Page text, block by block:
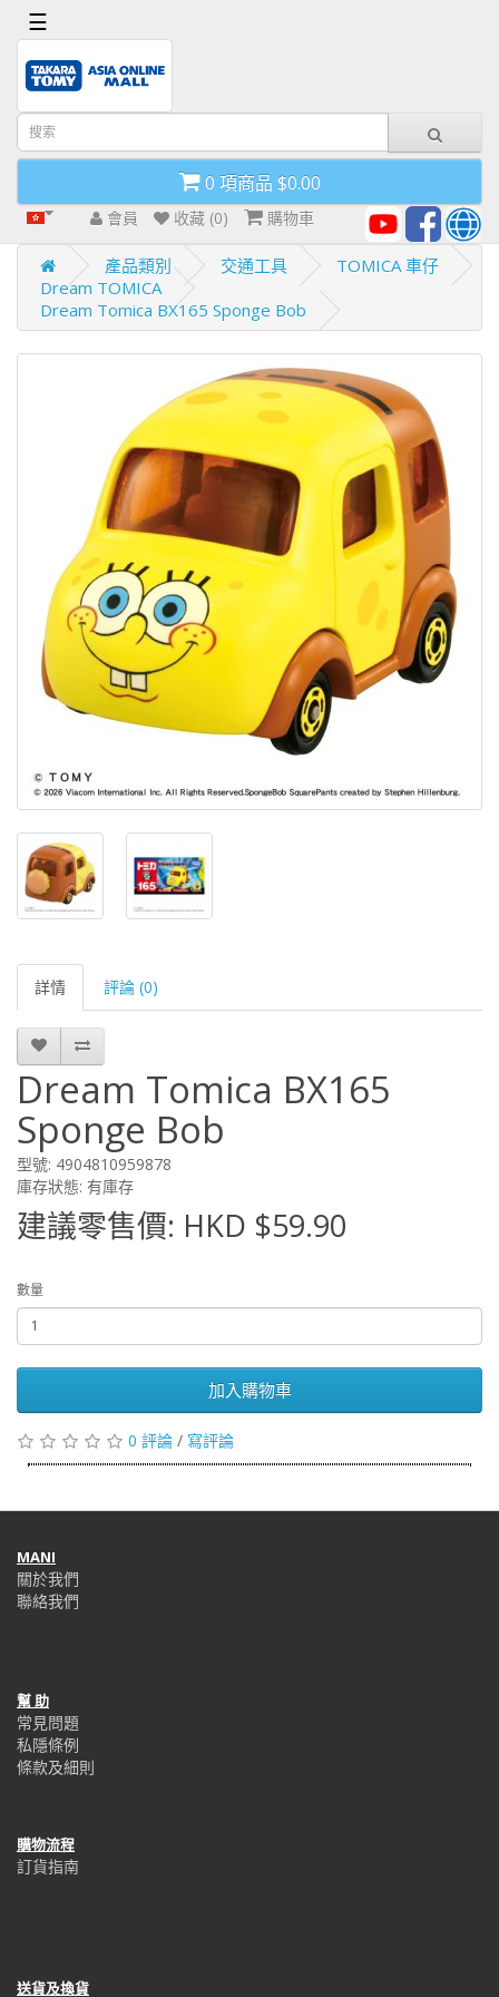
首
頁
導
欄
☰
0 項商品 $0.00
會員 收藏 (0) 購物車
產品類別 交通工具
TOMICA 車仔
Dream TOMICA
Dream Tomica BX165 Sponge Bob
詳情 評論 (0)
Dream Tomica BX165
Sponge Bob
型號: 4904810959878
庫存狀態: 有庫存
建議零售價: HKD $59.90
數量
加入購物車
0 評論 / 寫評論
MANI
關於我們
聯絡我們
幫 助
常見問題
私隱條例
條款及細則
購物流程
訂貨指南
送貨及換貨